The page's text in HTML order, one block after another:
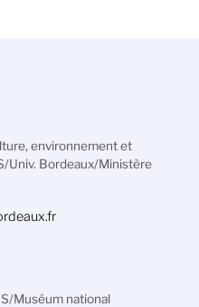
environnement et
Univ. Bordeaux/Ministère
Muséum national